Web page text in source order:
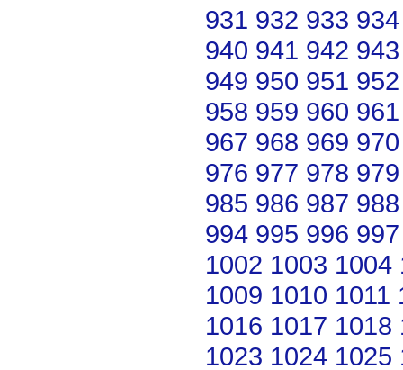
931 932 933 934
940 941 942 943
949 950 951 952
958 959 960 961
967 968 969 970
976 977 978 979
985 986 987 988
994 995 996 997
1002 1003 1004
1009 1010 1011
1016 1017 1018
1023 1024 1025